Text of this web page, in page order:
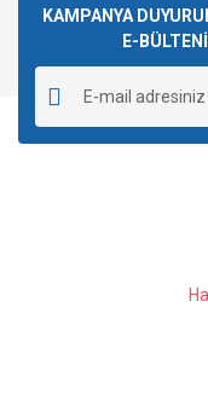
KAMPANYA
E-